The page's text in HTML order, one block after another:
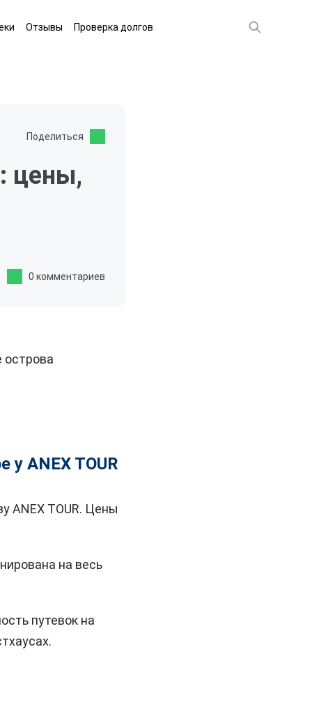
Отзывы Проверка долгов
Поделиться
цены,
0 комментариев
острова
ANEX TOUR
ANEX TOUR. Цены
на весь
путевок на